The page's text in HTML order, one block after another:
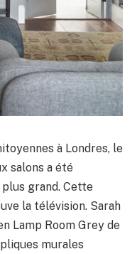
à Londres, le
salons a été
grand. Cette
la télévision. Sarah
Lamp Room Grey de
murales